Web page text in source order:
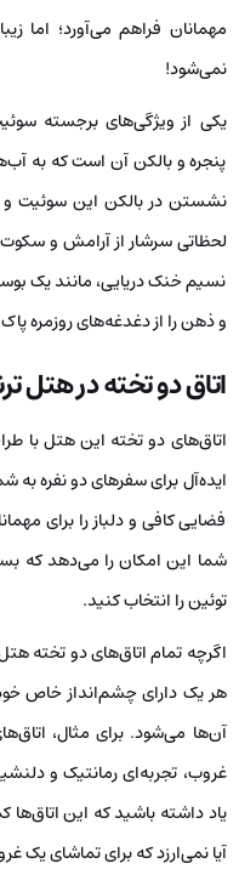
مهمانان فراهم می‌آورد؛ اما
نمی‌شود!
یکی از ویژگی‌های برجسته
پنجره و بالکن آن است که به
نشستن در بالکن این سوئیت و
لحظاتی سرشار از آرامش و
نسیم خنک دریایی، مانند یک
و ذهن را از دغدغه‌های روزمره
اتاق دو تخته در هتل
اتاق‌های دو تخته این هتل با
فضایی کافی و دلباز را برای
شما این امکان را می‌دهد که
توئین را انتخاب کنید.
اگرچه تمام اتاق‌های دو تخته
هر یک دارای چشم‌انداز خاص
آن‌ها می‌شود. برای مثال،
غروب، تجربه‌ای رمانتیک و
یاد داشته باشید که این اتاق‌ها
آیا نمی‌ارزد که برای تماشای یک